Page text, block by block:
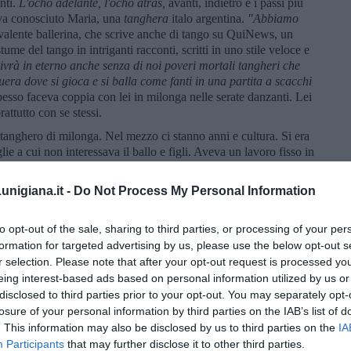
- Do Not Process My Personal Information
opt-out of the sale, sharing to third parties, or processing of your
for targeted advertising by us, please use the below opt-out
selection. Please note that after your opt-out request is processed
interest-based ads based on personal information utilized by us
to third parties prior to your opt-out. You may separately
of your personal information by third parties on the IAB’s list of
This information may also be disclosed by us to third parties on the
Participants that may further disclose it to other third parties.
conosciuto Maria, una tanghera italo argentina. "Abbiamo
ballerina, che scrive anche di tango su QuiNews, un
del tango in intriganti racconti, scritti in uno stile veloce e
à in eterno anche senza di noi poveri mortali tangheri che
dove si gioca e si balla come fanti in una partita a scacchi
faceva coppia con lei in milonga nelle serate danzanti. Lei
con se stessi.
di milonga. Nel mezzo ci stanno anni e cultura. Si era
a cui non interessava il ballo e figli. Aveva un lavoro fisso in
Non si sa se era felice, nemmeno lui lo sapeva, nessuno lo
un giorno la settimana avevano il calcetto e chissà se era
ed era solo tango. A volte incontrava Maria, a volte no. E
è un tango.
una frase famosa diEnrique Santos Discépolo. La sintesi
volpe e l'uva" è di Maria Caruso che scrive con questo nome
ed è sua anche la riflessione sull'eternità del tango. Da lei